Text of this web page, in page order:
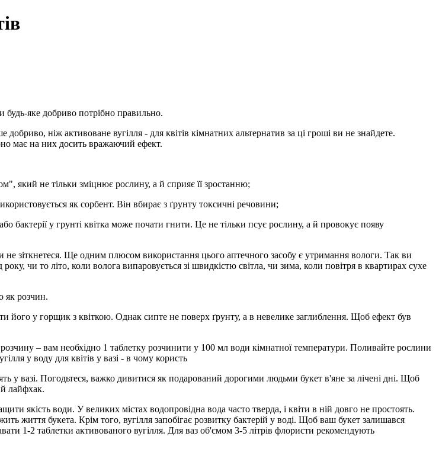
будь-яке добриво потрібно правильно.
ніж активоване вугілля - для квітів кімнатних альтернатив за ці гроші ви не знайдете.
має на них досить вражаючий ефект.
який не тільки зміцнює рослину, а й сприяє її зростанню;
як сорбент. Він вбирає з ґрунту токсичні речовини;
бактерії у грунті квітка може почати гнити. Це не тільки псує рослину, а й провокує появу
зіткнетеся. Ще одним плюсом використання цього аптечного засобу є утримання вологи. Так ви
чи то літо, коли волога випаровується зі швидкістю світла, чи зима, коли повітря в квартирах сухе
як розчин.
його у горщик з квіткою. Однак сипте не поверх ґрунту, а в невелике заглиблення. Щоб ефект був
– вам необхідно 1 таблетку розчинити у 100 мл води кімнатної температури. Поливайте рослини
у воду для квітів у вазі - в чому користь
у вазі. Погодьтеся, важко дивитися як подарований дорогими людьми букет в'яне за лічені дні. Щоб
лайфхак.
якість води. У великих містах водопровідна вода часто тверда, і квіти в ній довго не простоять.
життя букета. Крім того, вугілля запобігає розвитку бактерій у воді. Щоб ваш букет залишався
1-2 таблетки активованого вугілля. Для ваз об'ємом 3-5 літрів флористи рекомендують